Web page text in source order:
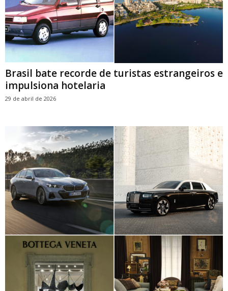
Brasil bate recorde de turistas estrangeiros e
impulsiona hotelaria
29 de abril de 2026